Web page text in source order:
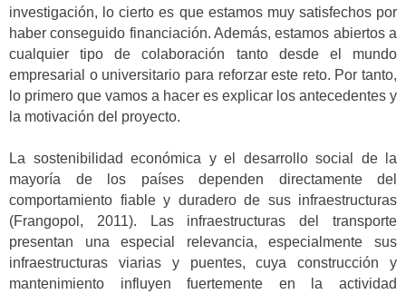
investigación, lo cierto es que estamos muy satisfechos por
haber conseguido financiación. Además, estamos abiertos a
cualquier tipo de colaboración tanto desde el mundo
empresarial o universitario para reforzar este reto. Por tanto,
lo primero que vamos a hacer es explicar los antecedentes y
la motivación del proyecto.
La sostenibilidad económica y el desarrollo social de la
mayoría de los países dependen directamente del
comportamiento fiable y duradero de sus infraestructuras
(Frangopol, 2011). Las infraestructuras del transporte
presentan una especial relevancia, especialmente sus
infraestructuras viarias y puentes, cuya construcción y
mantenimiento influyen fuertemente en la actividad